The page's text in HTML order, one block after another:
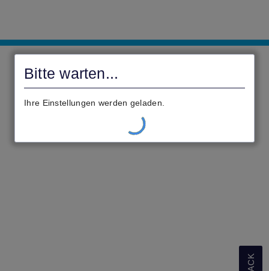
Bitte warten...
Ihre Einstellungen werden geladen.
Civento